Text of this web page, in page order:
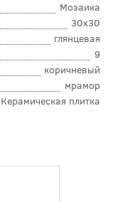
Мозаика
30x30
глянцевая
9
коричневый
мрамор
Керамическая плитка